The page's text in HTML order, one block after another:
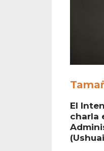
El
charla